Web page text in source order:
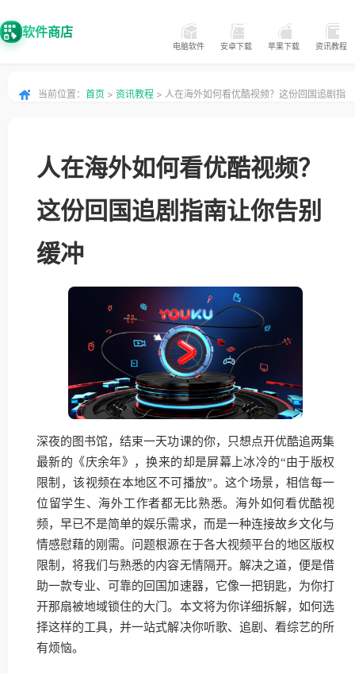
软件商店
电脑软件 安卓下载 苹果下载 资讯教程
当前位置： 首页 > 资讯教程 > 人在海外如何看优酷视频？这份回国追剧指
人在海外如何看优酷视频？
这份回国追剧指南让你告别
缓冲
深夜的图书馆，结束一天功课的你，只想点开优酷追两集
最新的《庆余年》，换来的却是屏幕上冰冷的“由于版权
限制，该视频在本地区不可播放”。这个场景，相信每一
位留学生、海外工作者都无比熟悉。海外如何看优酷视
频，早已不是简单的娱乐需求，而是一种连接故乡文化与
情感慰藉的刚需。问题根源在于各大视频平台的地区版权
限制，将我们与熟悉的内容无情隔开。解决之道，便是借
助一款专业、可靠的回国加速器，它像一把钥匙，为你打
开那扇被地域锁住的大门。本文将为你详细拆解，如何选
择这样的工具，并一站式解决你听歌、追剧、看综艺的所
有烦恼。